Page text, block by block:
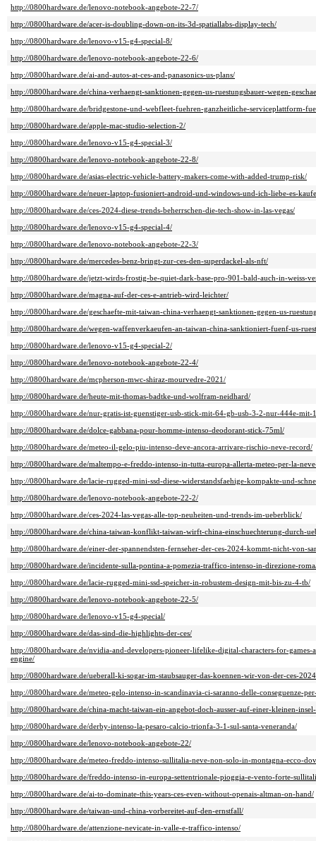
http://0800hardware.de/lenovo-notebook-angebote-22-7/
http://0800hardware.de/acer-is-doubling-down-on-its-3d-spatiallabs-display-tech/
http://0800hardware.de/lenovo-v15-g4-special-8/
http://0800hardware.de/lenovo-notebook-angebote-22-6/
http://0800hardware.de/ai-and-autos-at-ces-and-panasonics-us-plans/
http://0800hardware.de/china-verhaengt-sanktionen-gegen-us-ruestungsbauer-wegen-
http://0800hardware.de/bridgestone-und-webfleet-fuehren-ganzheitliche-serviceplattform-
http://0800hardware.de/apple-mac-studio-selection-2/
http://0800hardware.de/lenovo-v15-g4-special-3/
http://0800hardware.de/lenovo-notebook-angebote-22-8/
http://0800hardware.de/asias-electric-vehicle-battery-makers-come-with-added-trump-risk/
http://0800hardware.de/neuer-laptop-fusioniert-android-und-windows-und-ich-liebe-es-
http://0800hardware.de/ces-2024-diese-trends-beherrschen-die-tech-show-in-las-vegas/
http://0800hardware.de/lenovo-v15-g4-special-4/
http://0800hardware.de/lenovo-notebook-angebote-22-3/
http://0800hardware.de/mercedes-benz-bringt-zur-ces-den-superdackel-als-nft/
http://0800hardware.de/jetzt-wirds-frostig-be-quiet-dark-base-pro-901-bald-auch-in-weiss-
http://0800hardware.de/magna-auf-der-ces-e-antrieb-wird-leichter/
http://0800hardware.de/geschaefte-mit-taiwan-china-verhaengt-sanktionen-gegen-us-
http://0800hardware.de/wegen-waffenverkaeufen-an-taiwan-china-sanktioniert-fuenf-us-
http://0800hardware.de/lenovo-v15-g4-special-2/
http://0800hardware.de/lenovo-notebook-angebote-22-4/
http://0800hardware.de/mcpherson-mwc-shiraz-mourvedre-2021/
http://0800hardware.de/heute-mit-thomas-badtke-und-wolfram-neidhard/
http://0800hardware.de/nur-gratis-ist-guenstiger-usb-stick-mit-64-gb-usb-3-2-nur-444e-mit-
http://0800hardware.de/dolce-gabbana-pour-homme-intenso-deodorant-stick-75ml/
http://0800hardware.de/meteo-il-gelo-piu-intenso-deve-ancora-arrivare-rischio-neve-record/
http://0800hardware.de/maltempo-e-freddo-intenso-in-tutta-europa-allerta-meteo-per-la-
http://0800hardware.de/lacie-rugged-mini-ssd-diese-widerstandsfaehige-kompakte-und-
http://0800hardware.de/lenovo-notebook-angebote-22-2/
http://0800hardware.de/ces-2024-las-vegas-alle-top-neuheiten-und-trends-im-ueberblick/
http://0800hardware.de/china-taiwan-konflikt-taiwan-wirft-china-einschuechterung-durch-
http://0800hardware.de/einer-der-spannendsten-fernseher-der-ces-2024-kommt-nicht-von-
http://0800hardware.de/incidente-sulla-pontina-a-pomezia-traffico-intenso-in-direzione-
http://0800hardware.de/lacie-rugged-mini-ssd-speicher-in-robustem-design-mit-bis-zu-4-tb/
http://0800hardware.de/lenovo-notebook-angebote-22-5/
http://0800hardware.de/lenovo-v15-g4-special/
http://0800hardware.de/das-sind-die-highlights-der-ces/
http://0800hardware.de/nvidia-and-developers-pioneer-lifelike-digital-characters-for-
engine/
http://0800hardware.de/ueberall-ki-sogar-im-staubsauger-das-koennen-wir-von-der-ces-
http://0800hardware.de/meteo-gelo-intenso-in-scandinavia-ci-saranno-delle-conseguenze-
http://0800hardware.de/china-macht-taiwan-ein-angebot-doch-ausser-auf-einer-kleinen-
http://0800hardware.de/derby-intenso-la-pesaro-calcio-trionfa-3-1-sul-santa-veneranda/
http://0800hardware.de/lenovo-notebook-angebote-22/
http://0800hardware.de/meteo-freddo-intenso-sullitalia-neve-non-solo-in-montagna-ecco-
http://0800hardware.de/freddo-intenso-in-europa-settentrionale-pioggia-e-vento-forte-
http://0800hardware.de/ai-to-dominate-this-years-ces-even-without-openais-altman-on-hand/
http://0800hardware.de/taiwan-und-china-vorbereitet-auf-den-ernstfall/
http://0800hardware.de/attenzione-nevicate-in-valle-e-traffico-intenso/